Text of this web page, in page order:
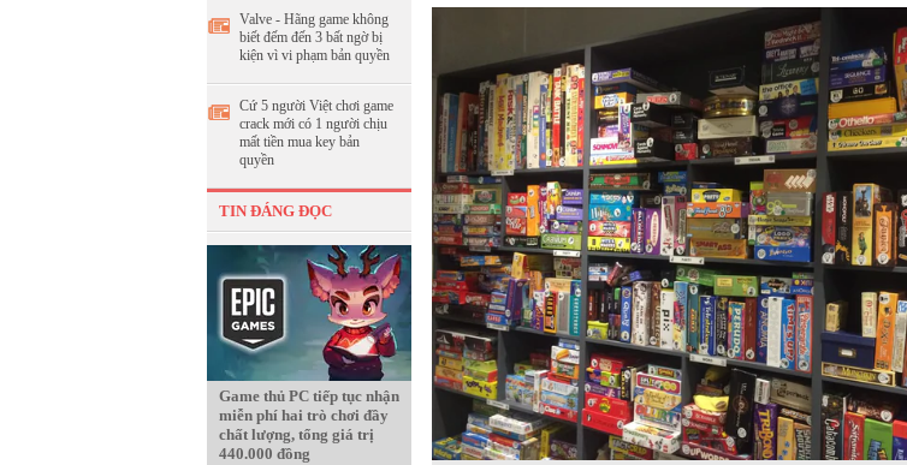
Valve - Hãng game không
biết đếm đến 3 bất ngờ bị
kiện vì vi phạm bản quyền
Cứ 5 người Việt chơi game
crack mới có 1 người chịu
mất tiền mua key bản
quyền
TIN ĐÁNG ĐỌC
Game thủ PC tiếp tục nhận
miễn phí hai trò chơi đầy
chất lượng, tổng giá trị
440.000 đồng